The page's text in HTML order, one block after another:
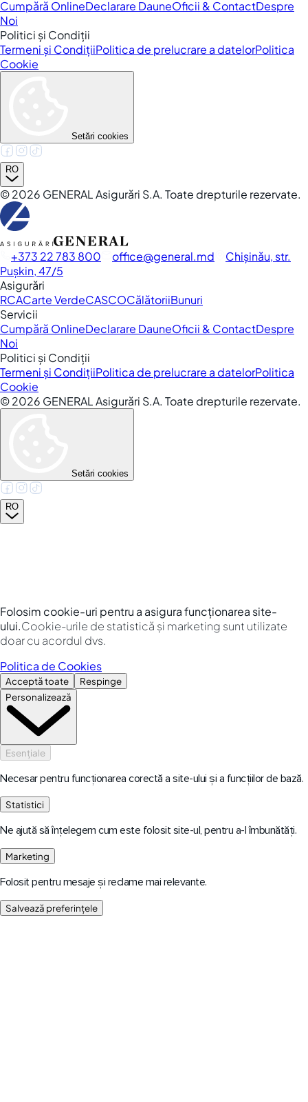
Cumpără OnlineDeclarare DauneOficii & ContactDespre
Noi
Politici și Condiții
Termeni și CondițiiPolitica de prelucrare a datelorPolitica
Cookie
Setări cookies
RO
©2026 GENERAL Asigurări S.A. Toate drepturile rezervate.
+373 22 783 800 office general.md
Chișinău, str.
Pușkin, 47/5
Asigurări
RCACarte VerdeCASCOCălătoriiBunuri
Servicii
Cumpără OnlineDeclarare DauneOficii & ContactDespre
Noi
Politici și Condiții
Termeni și CondițiiPolitica de prelucrare a datelorPolitica
Cookie
©2026 GENERAL Asigurări S.A. Toate drepturile rezervate.
Setări cookies
RO
Folosim cookie-uri pentru a asigura funcționarea site-
ului.Cookie-urile de statistică și marketing sunt utilizate
doar cu acordul dvs.
Politica de Cookies
Acceptă toate
Respinge
Personalizează
Esențiale
Necesar pentru funcționarea corectă a site-ului și a funcțiilor de bază.
Statistici
Ne ajută să înțelegem cum este folosit site-ul, pentru a-l îmbunătăți.
Marketing
Folosit pentru mesaje și reclame mai relevante.
Salvează preferințele